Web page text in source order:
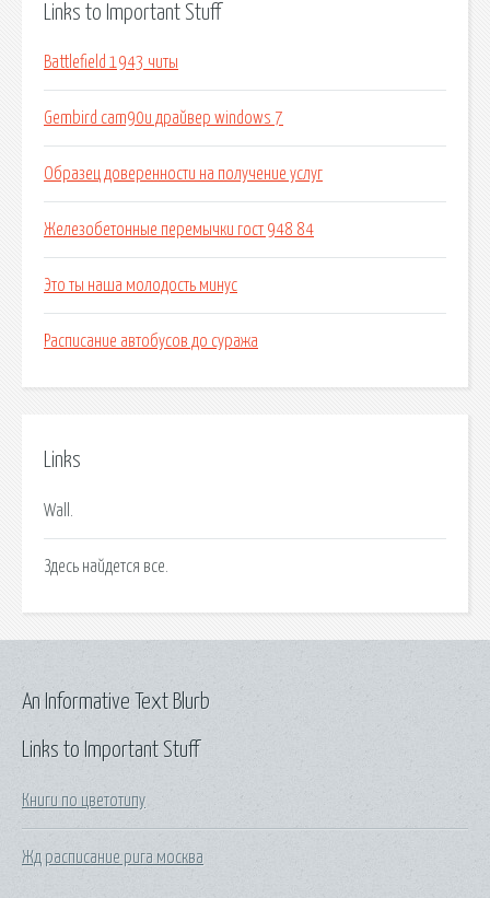
Links to Important Stuff
Battlefield 1943 читы
Gembird cam90u драйвер windows 7
Образец доверенности на получение услуг
Железобетонные перемычки гост 948 84
Это ты наша молодость минус
Расписание автобусов до суража
Links
Wall.
Здесь найдется все.
Links to Important Stuff
Книги по цветотипу
Жд расписание рига москва
An Informative Text Blurb